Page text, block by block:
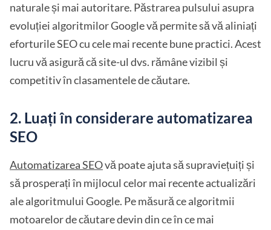
naturale și mai autoritare. Păstrarea pulsului asupra
evoluției algoritmilor Google vă permite să vă aliniați
eforturile SEO cu cele mai recente bune practici. Acest
lucru vă asigură că site-ul dvs. rămâne vizibil și
competitiv în clasamentele de căutare.
2. Luați în considerare automatizarea
SEO
Automatizarea SEOvă poate ajuta să supraviețuiți și
să prosperați în mijlocul celor mai recente actualizări
ale algoritmului Google. Pe măsură ce algoritmii
motoarelor de căutare devin din ce în ce mai